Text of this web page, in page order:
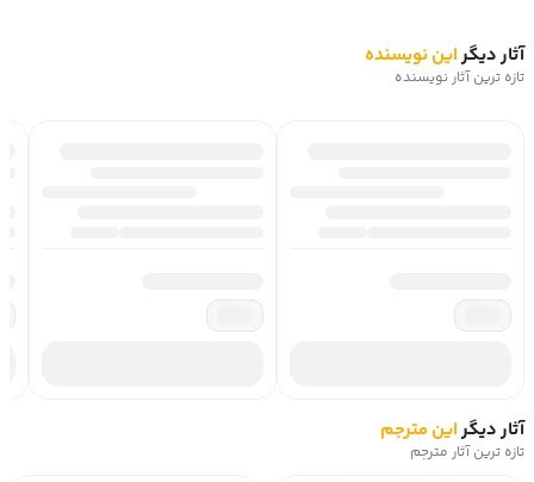
آثار دیگراین نویسنده
تازه ترین آثار نویسنده
آثار دیگراین مترجم
تازه ترین آثار مترجم